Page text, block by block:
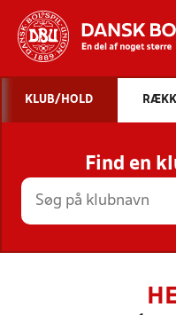
STILLINGER,
KLUB/HOLD
Find en